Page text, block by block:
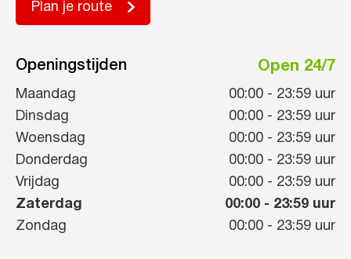
Plan je route
Openingstijden Open 24/7
Maandag 00:00 - 23:59 uur
Dinsdag
00:00 - 23:59 uur
Woensdag
00:00 - 23:59 uur
Donderdag
00:00 - 23:59 uur
Vrijdag
00:00 - 23:59 uur
Zaterdag
00:00 - 23:59 uur
Zondag
00:00 - 23:59 uur